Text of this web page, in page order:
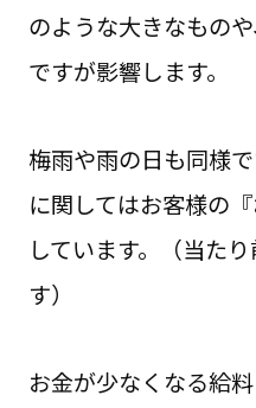
のような大きなもの
ですが影響します。
梅雨や雨の日も同様
に関してはお客様の
しています。（当た
す）
お金が少なくなる給